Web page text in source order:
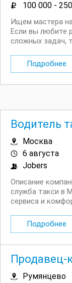
100 000 -
Ищем мастера
Если вы любите
сложных задач,
заниматься
пожарной
Подробнее
Водитель
Москва
6 августа
Jobers
Описание
служба такси в
сервиса и
работающих на
обеспечить
Подробнее
Продавец-
Румянцево